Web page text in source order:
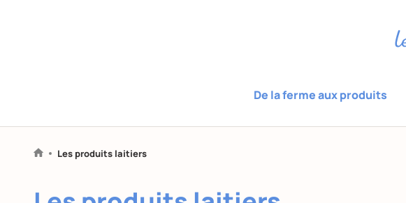
De la ferme aux produits
Les produits laitiers